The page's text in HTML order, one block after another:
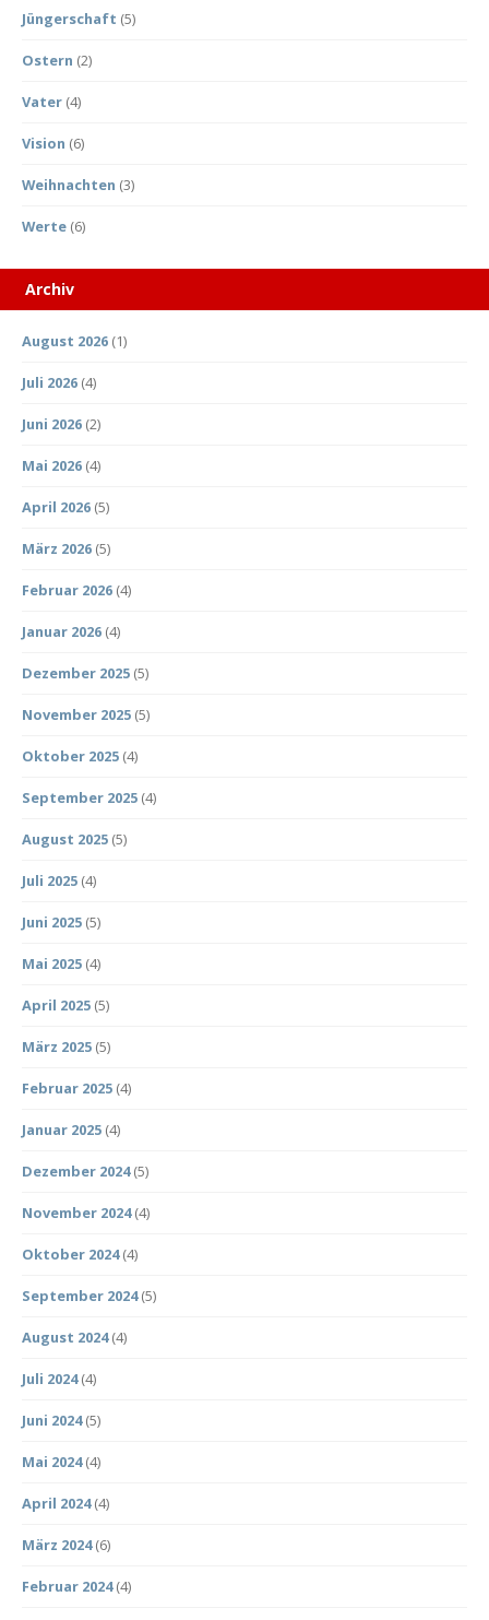
Jüngerschaft (5)
Ostern (2)
Vater (4)
Vision (6)
Weihnachten (3)
Werte (6)
Archiv
August 2026 (1)
Juli 2026 (4)
Juni 2026 (2)
Mai 2026 (4)
April 2026 (5)
März 2026 (5)
Februar 2026 (4)
Januar 2026 (4)
Dezember 2025 (5)
November 2025 (5)
Oktober 2025 (4)
September 2025 (4)
August 2025 (5)
Juli 2025 (4)
Juni 2025 (5)
Mai 2025 (4)
April 2025 (5)
März 2025 (5)
Februar 2025 (4)
Januar 2025 (4)
Dezember 2024(5)
November 2024(4)
Oktober 2024(4)
September 2024(5)
August 2024(4)
Juli 2024(4)
Juni 2024(5)
Mai 2024(4)
April 2024(4)
März 2024(6)
Februar 2024(4)